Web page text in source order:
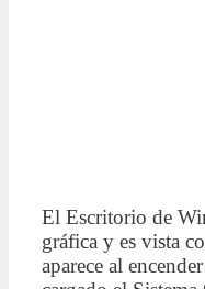
El Escritorio de
gráfica y es vista
aparece al